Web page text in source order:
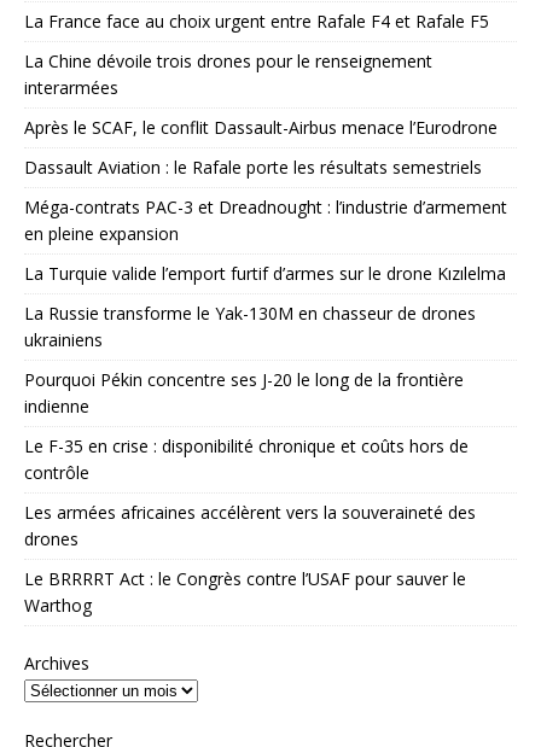
La France face au choix urgent entre Rafale F4 et Rafale F5
La Chine dévoile trois drones pour le renseignement
interarmées
Après le SCAF, le conflit Dassault-Airbus menace l’Eurodrone
Dassault Aviation : le Rafale porte les résultats semestriels
Méga-contrats PAC-3 et Dreadnought : l’industrie d’armement
en pleine expansion
La Turquie valide l’emport furtif d’armes sur le drone Kızılelma
La Russie transforme le Yak-130M en chasseur de drones
ukrainiens
Pourquoi Pékin concentre ses J-20 le long de la frontière
indienne
Le F-35 en crise : disponibilité chronique et coûts hors de
contrôle
Les armées africaines accélèrent vers la souveraineté des
drones
Le BRRRRT Act : le Congrès contre l’USAF pour sauver le
Warthog
Archives
Rechercher